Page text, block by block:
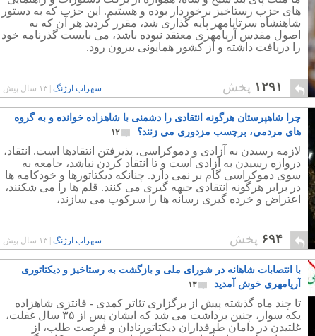
های حزب رستاخیز برخوردار بوده و هستیم. این حزب که به دستور
شاهنشاه سرتاپامهر پایه گذاری شد، مقرر کردید هر آن که به
اصول مقدس آریامهری معتقد نبوده باشد، می بایست گذرنامه خود
را دریافت داشته و از کشور همایونی بیرون رود.
۱۲۹۱ پخش سهراب ارژنگ ۱۳ سال پیش
چرا شاهپرستان هرگونه انتقادی را دشمنی با شاهزاده خوانده و به گروه
های مردمی، برچسب مزدوری می زنند؟
۱۲
لازمه رسیدن به آزادی و دموکراسی، پذیرفتن انتقادها است. انتقاد،
دروازه رسیدن به آزادی است و تا انتقاد کردن نباشد، جامعه به
سوی دموکراسی گام بر نمی دارد. چنانکه دیکتاتورها و خودکامه ها
در برابر هرگونه انتقادی جبهه گیری می کنند. قلم ها را می شکنند،
اعتراض و خرده گیری رسانه ها را سرکوب می سازند،
۶۹۴ پخش سهراب ارژنگ ۱۳ سال پیش
با انتصابات شاهانه در شورای ملی و بازگشت به رستاخیز و دیکتاتوری
آریامهری خوش آمدید
۱۳
تا چند ماه گذشته پیش از برگزاری تئاتر کمدی - فانتزی شاهزاده
یکه سوار، چنین برداشت می شد که ایشان پس از ۳۵ سال غفلت،
غلتیدن در دامان طرفداران دیکتاتورنادان و فرصت طلب، از